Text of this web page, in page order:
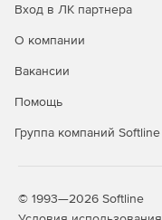
Вход в ЛК партнера
О компании
Вакансии
Помощь
Группа компаний Softline
© 1993—2026 Softline